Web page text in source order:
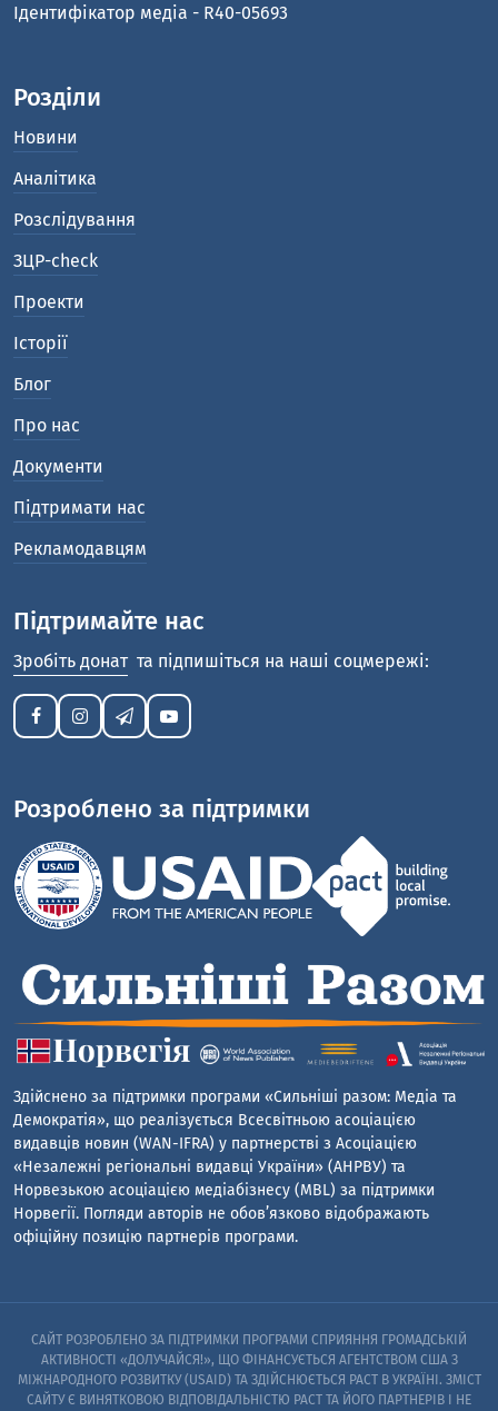
Ідентифікатор медіа - R40-05693
Розділи
Новини
Аналітика
Розслідування
ЗЦР-check
Проекти
Історії
Блог
Про нас
Документи
Підтримати нас
Рекламодавцям
Підтримайте нас
Зробіть донат та підпишіться на наші соцмережі:
Розроблено за підтримки
Здійснено за підтримки програми «Сильніші разом: Медіа та
Демократія», що реалізується Всесвітньою асоціацією
видавців новин (WAN-IFRA) у партнерстві з Асоціацією
«Незалежні регіональні видавці України» (АНРВУ) та
Норвезькою асоціацією медіабізнесу (MBL) за підтримки
Норвегії. Погляди авторів не обов’язково відображають
офіційну позицію партнерів програми.
САЙТ РОЗРОБЛЕНО ЗА ПІДТРИМКИ ПРОГРАМИ СПРИЯННЯ ГРОМАДСЬКІЙ
АКТИВНОСТІ «ДОЛУЧАЙСЯ!», ЩО ФІНАНСУЄТЬСЯ АГЕНТСТВОМ США З
МІЖНАРОДНОГО РОЗВИТКУ (USAID) ТА ЗДІЙСНЮЄТЬСЯ PACT В УКРАЇНІ. ЗМІСТ
САЙТУ Є ВИНЯТКОВОЮ ВІДПОВІДАЛЬНІСТЮ PACT ТА ЙОГО ПАРТНЕРІВ I НЕ